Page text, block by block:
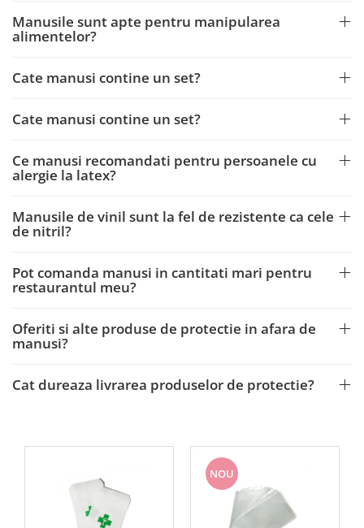
Manusile sunt apte pentru manipularea
alimentelor?
Cate manusi contine un set?
Cate manusi contine un set?
Ce manusi recomandati pentru persoanele cu
alergie la latex?
Manusile de vinil sunt la fel de rezistente ca cele
de nitril?
Pot comanda manusi in cantitati mari pentru
restaurantul meu?
Oferiti si alte produse de protectie in afara de
manusi?
Cat dureaza livrarea produselor de protectie?
NOU